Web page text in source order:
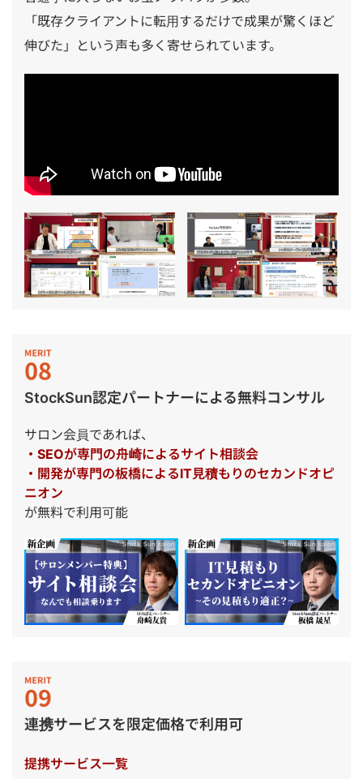
「既存クライアントに転用するだけで成果が驚くほど
伸びた」という声も多く寄せられています。
StockSun認定パートナーによる無料コンサル
サロン会員であれば、
・SEOが専門の舟崎によるサイト相談会
・開発が専門の板橋によるIT見積もりのセカンドオピ
ニオン
が無料で利用可能
連携サービスを限定価格で利用可
提携サービス一覧